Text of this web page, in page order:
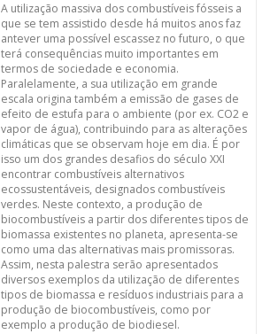
A utilização massiva dos combustíveis fósseis a
que se tem assistido desde há muitos anos faz
antever uma possível escassez no futuro, o que
terá consequências muito importantes em
termos de sociedade e economia.
Paralelamente, a sua utilização em grande
escala origina também a emissão de gases de
efeito de estufa para o ambiente (por ex. CO2 e
vapor de água), contribuindo para as alterações
climáticas que se observam hoje em dia. É por
isso um dos grandes desafios do século XXI
encontrar combustíveis alternativos
ecossustentáveis, designados combustíveis
verdes. Neste contexto, a produção de
biocombustíveis a partir dos diferentes tipos de
biomassa existentes no planeta, apresenta-se
como uma das alternativas mais promissoras.
Assim, nesta palestra serão apresentados
diversos exemplos da utilização de diferentes
tipos de biomassa e resíduos industriais para a
produção de biocombustíveis, como por
exemplo a produção de biodiesel.